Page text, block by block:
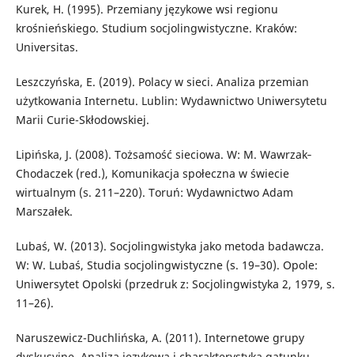
Kurek, H. (1995). Przemiany językowe wsi regionu
krośnieńskiego. Studium socjolingwistyczne. Kraków:
Universitas.
Leszczyńska, E. (2019). Polacy w sieci. Analiza przemian
użytkowania Internetu. Lublin: Wydawnictwo Uniwersytetu
Marii Curie-Skłodowskiej.
Lipińska, J. (2008). Tożsamość sieciowa. W: M. Wawrzak‐
Chodaczek (red.), Komunikacja społeczna w świecie
wirtualnym (s. 211–220). Toruń: Wydawnictwo Adam
Marszałek.
Lubaś, W. (2013). Socjolingwistyka jako metoda badawcza.
W: W. Lubaś, Studia socjolingwistyczne (s. 19–30). Opole:
Uniwersytet Opolski (przedruk z: Socjolingwistyka 2, 1979, s.
11–26).
Naruszewicz-Duchlińska, A. (2011). Internetowe grupy